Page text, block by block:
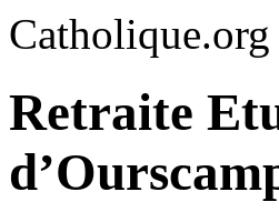
Catholique.org
Retraite